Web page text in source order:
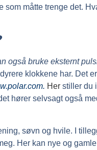
måtte trenge det.
også bruke eksternt
klokkene har. Det
Her stiller du
hører selvsagt også
søvn og hvile. I
Her kan nye og